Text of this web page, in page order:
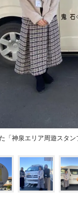
「神泉エリア周遊スタ